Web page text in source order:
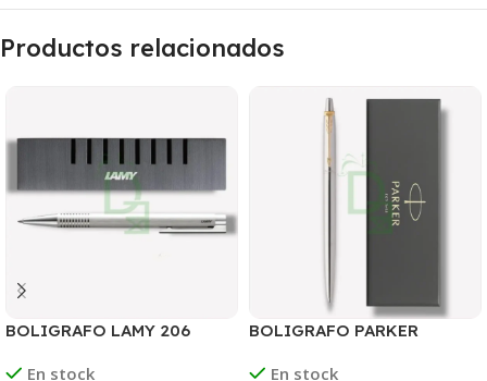
Productos relacionados
BOLIGRAFO LAMY 206
En stock
BOLIGRAFO PARKER
DORADO
En stock